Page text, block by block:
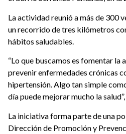
La actividad reunió a más de 300
un recorrido de tres kilómetros
hábitos saludables.
“Lo que buscamos es fomentar la
prevenir enfermedades crónicas
hipertensión. Algo tan simple
día puede mejorar mucho la
La iniciativa forma parte de una
Dirección de Promoción y